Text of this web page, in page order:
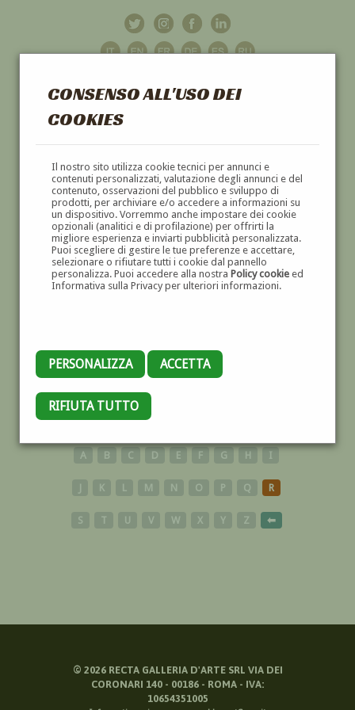
CONSENSO ALL'USO DEI
COOKIES
Il nostro sito utilizza cookie tecnici per annunci e
contenuti personalizzati, valutazione degli annunci e del
contenuto, osservazioni del pubblico e sviluppo di
prodotti, per archiviare e/o accedere a informazioni su
un dispositivo. Vorremmo anche impostare dei cookie
opzionali (analitici e di profilazione) per offrirti la
migliore esperienza e inviarti pubblicità personalizzata.
Puoi scegliere di gestire le tue preferenze e accettare,
selezionare o rifiutare tutti i cookie dal pannello
personalizza. Puoi accedere alla nostra Policy cookieed
Informativa sulla Privacy per ulteriori informazioni.
PERSONALIZZA ACCETTA
RIFIUTA TUTTO
GALLERIAD'ARTE
DIPINTI E SCULTURE '800 E '900
NUOVE PROPOSTE
A B C D E F G H I
J K L M N O P Q R
S T U V W X Y Z ⬅
© 2026RECTA GALLERIA D'ARTE SRL VIA DEI
CORONARI 140 - 00186 - ROMA - IVA:
10654351005